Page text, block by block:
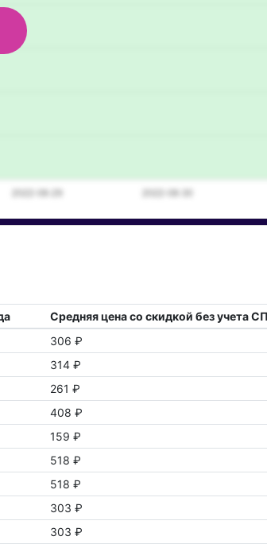
Средняя цена со скидкой без учета
306 ₽
314 ₽
261 ₽
408 ₽
159 ₽
518 ₽
518 ₽
303 ₽
303 ₽